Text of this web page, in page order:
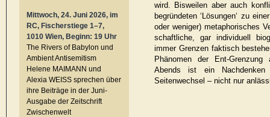
Mittwoch, 24. Juni 2026, im
RC, Fischerstiege 1–7,
1010 Wien, Beginn: 19 Uhr
The Rivers of Babylon und
Ambient Antisemitism
Helene MAIMANN und
Alexia WEISS sprechen über
ihre Beiträge in der Juni-
Ausgabe der Zeitschrift
Zwischenwelt
wird. Bisweilen aber auch
begründeten ‘Lösungen‘ zu
oder weniger) metaphorisches
schaftliche, gar individuell
immer Grenzen faktisch
Phänomen der Ent-Grenzung
Abends ist ein Nachdenken
Seitenwechsel – nicht nur